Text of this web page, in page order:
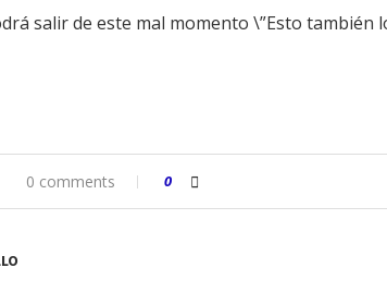
salir de este mal momento \”Esto también
0 comments 0